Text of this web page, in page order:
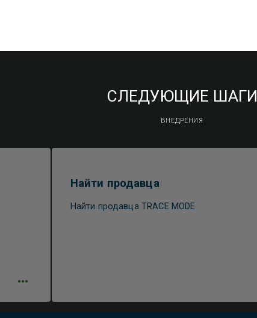
СЛЕДУЮЩИЕ ШАГИ
ВНЕДРЕНИЯ
Найти продавца
Найти продавца TRACE MODE